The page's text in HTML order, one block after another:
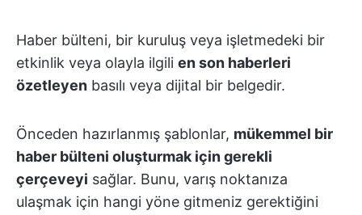
Haber bülteni, bir kuruluş veya işletmedeki bir
etkinlik veya olayla ilgili en son haberleri
özetleyen basılı veya dijital bir belgedir.
Önceden hazırlanmış şablonlar, mükemmel bir
haber bülteni oluşturmak için gerekli
çerçeveyi sağlar. Bunu, varış noktanıza
ulaşmak için hangi yöne gitmeniz gerektiğini